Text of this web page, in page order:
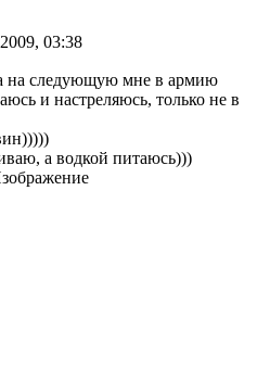
03:38
на следующую мне в армию
и настреляюсь, только не в
а водкой питаюсь)))